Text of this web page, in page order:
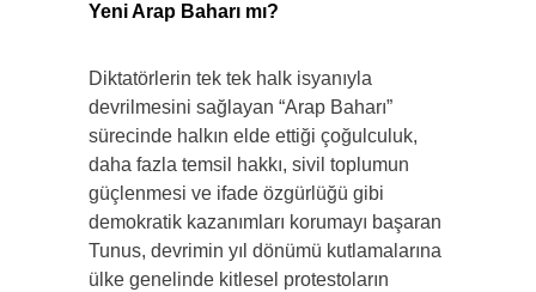
Yeni Arap Baharı mı?
Diktatörlerin tek tek halk isyanıyla
devrilmesini sağlayan “Arap Baharı”
sürecinde halkın elde ettiği çoğulculuk,
daha fazla temsil hakkı, sivil toplumun
güçlenmesi ve ifade özgürlüğü gibi
demokratik kazanımları korumayı başaran
Tunus, devrimin yıl dönümü kutlamalarına
ülke genelinde kitlesel protestoların